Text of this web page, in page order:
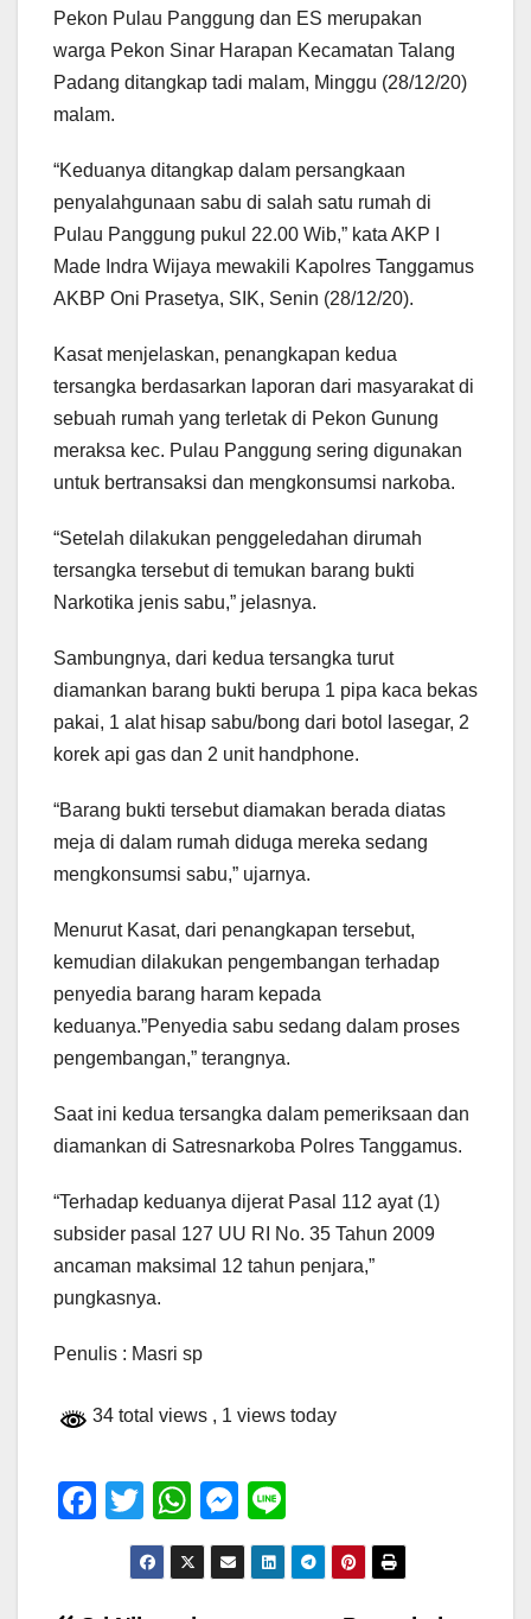
Pekon Pulau Panggung dan ES merupakan
warga Pekon Sinar Harapan Kecamatan Talang
Padang ditangkap tadi malam, Minggu (28/12/20)
malam.
“Keduanya ditangkap dalam persangkaan
penyalahgunaan sabu di salah satu rumah di
Pulau Panggung pukul 22.00 Wib,” kata AKP I
Made Indra Wijaya mewakili Kapolres Tanggamus
AKBP Oni Prasetya, SIK, Senin (28/12/20).
Kasat menjelaskan, penangkapan kedua
tersangka berdasarkan laporan dari masyarakat di
sebuah rumah yang terletak di Pekon Gunung
meraksa kec. Pulau Panggung sering digunakan
untuk bertransaksi dan mengkonsumsi narkoba.
“Setelah dilakukan penggeledahan dirumah
tersangka tersebut di temukan barang bukti
Narkotika jenis sabu,” jelasnya.
Sambungnya, dari kedua tersangka turut
diamankan barang bukti berupa 1 pipa kaca bekas
pakai, 1 alat hisap sabu/bong dari botol lasegar, 2
korek api gas dan 2 unit handphone.
“Barang bukti tersebut diamakan berada diatas
meja di dalam rumah diduga mereka sedang
mengkonsumsi sabu,” ujarnya.
Menurut Kasat, dari penangkapan tersebut,
kemudian dilakukan pengembangan terhadap
penyedia barang haram kepada
keduanya.”Penyedia sabu sedang dalam proses
pengembangan,” terangnya.
Saat ini kedua tersangka dalam pemeriksaan dan
diamankan di Satresnarkoba Polres Tanggamus.
“Terhadap keduanya dijerat Pasal 112 ayat (1)
subsider pasal 127 UU RI No. 35 Tahun 2009
ancaman maksimal 12 tahun penjara,”
pungkasnya.
Penulis : Masri sp
34 total views , 1 views today
F
T
wi
tt
W
h
at
M
e
ss
n
e